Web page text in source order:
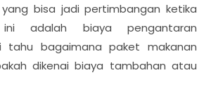
bisa jadi pertimbangan ketika
adalah biaya pengantaran
tahu bagaimana paket makanan
dikenai biaya tambahan atau